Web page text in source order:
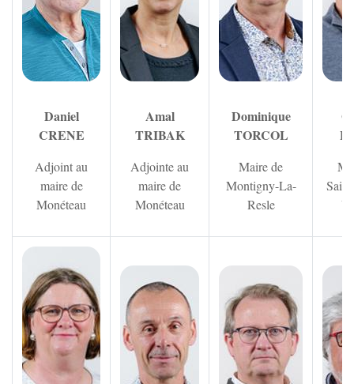
Daniel
CRENE
Adjoint au
maire de
Monéteau
Amal
TRIBAK
Adjointe au
maire de
Monéteau
Dominique
TORCOL
Maire de
Montigny-La-
Resle
Zoom